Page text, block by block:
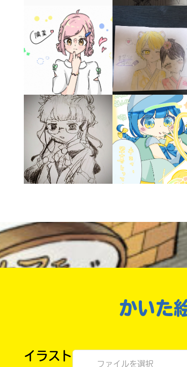
かいた
イラスト
ファイルを選択